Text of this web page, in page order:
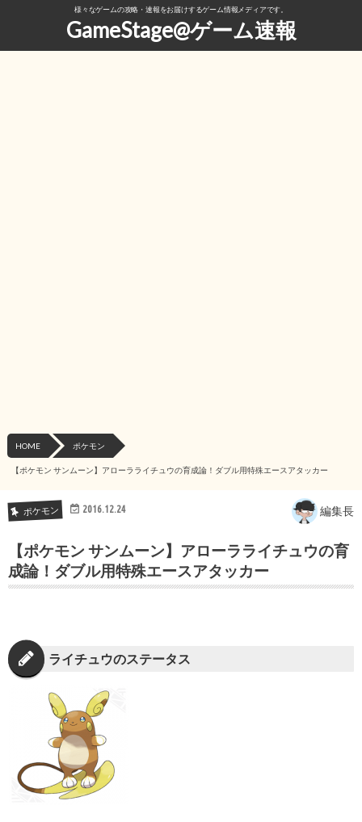
様々なゲームの攻略・速報をお届けするゲーム情報メディアです。
GameStage@ゲーム速報
HOME ポケモン
【ポケモン サンムーン】アローラライチュウの育成論！ダブル用特殊エースアタッカー
ポケモン 2016.12.24 編集長
【ポケモン サンムーン】アローラライチュウの育
成論！ダブル用特殊エースアタッカー
ライチュウのステータス